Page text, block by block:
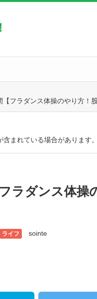
【フラダンス体操のやり方！
まれている場合があります。
ラダンス体操
ライフ sointe